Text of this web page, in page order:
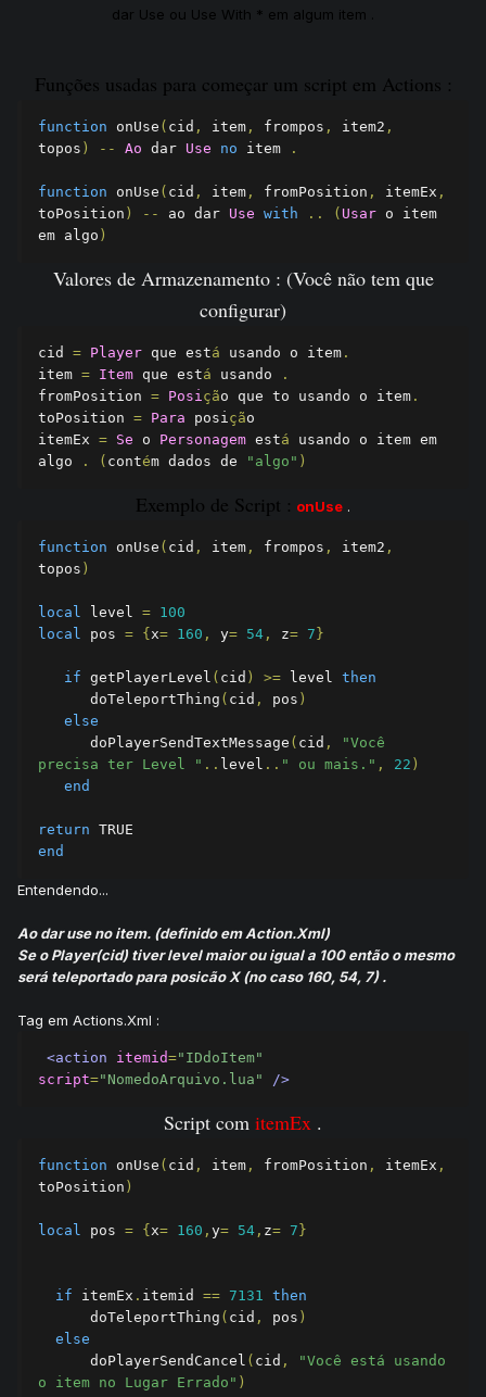
dar Use ou Use With * em algum item .
Funções usadas para começar um script em Actions :
function onUse ( cid , item , frompos , item2 ,
topos ) -- Ao dar Use no item .
function onUse ( cid , item , fromPosition , itemEx ,
toPosition ) -- ao dar Use with .. ( Usar o item
em algo )
Valores de Armazenamento : (Você não tem que
configurar)
cid = Player que está usando o item .
item = Item que está usando
.
fromPosition = Posição que to usando o item .
toPosition = Para posição
itemEx = Se o Personagem está usando o item em
algo
. ( contém dados de "algo" )
Exemplo de Script : onUse .
function onUse ( cid , item , frompos , item2 ,
topos )
local level = 100
local pos = { x= 160 , y= 54 , z= 7 }
if getPlayerLevel ( cid ) >= level then
      doTeleportThing
( cid , pos )
else
      doPlayerSendTextMessage
( cid ,
"Você
precisa ter Level " .. level .. " ou mais." , 22 )
end
return
end
Entendendo...
Ao dar use no item. (definido em Action.Xml)
Se o Player(cid) tiver level maior ou igual a 100 então o mesmo
será teleportado para posicão X (no caso 160, 54, 7) .
Tag em Actions.Xml :
<action itemid="IDdoItem"
script="NomedoArquivo.lua" />
Script com itemEx .
function onUse ( cid , item , fromPosition , itemEx ,
toPosition )
local pos = { x= 160 , y= 54 , z= 7 }
if itemEx . itemid == 7131 then
      doTeleportThing
( cid , pos )
else
      doPlayerSendCancel
( cid ,
"Você está usando
o item no Lugar Errado" )